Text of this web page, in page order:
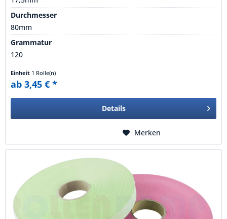
Durchmesser
80mm
Grammatur
120
Einheit 1 Rolle(n)
ab 3,45 € *
Details
Merken